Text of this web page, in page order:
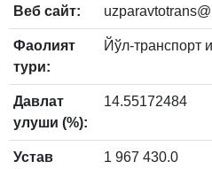
Веб сайт:
Фаолият
тури:
Йўл-транспорт
Давлат
улуши (%):
14.55172484
Устав
1 967 430.0